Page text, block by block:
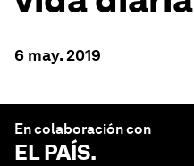
6 may. 2019
En colaboración con
EL PAÍS.